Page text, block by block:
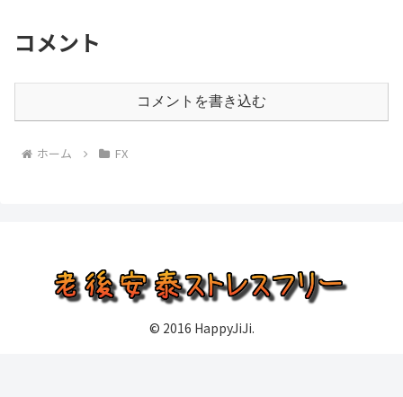
コメント
コメントを書き込む
ホーム FX
© 2016 HappyJiJi.